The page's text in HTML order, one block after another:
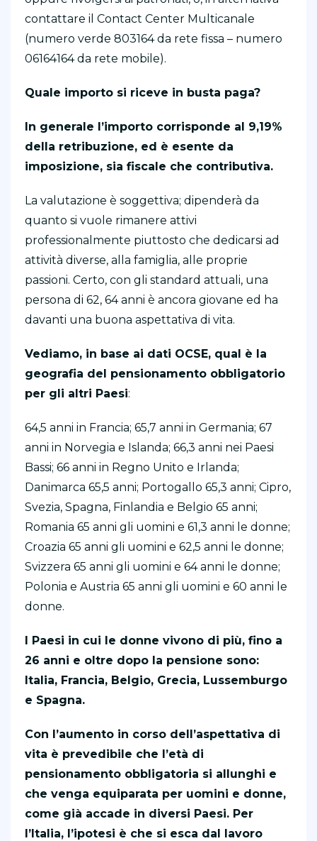
contattare il Contact Center Multicanale
(numero verde 803164 da rete fissa – numero
06164164 da rete mobile).
Quale importo si riceve in busta paga?
In generale l’importo corrisponde al 9,19%
della retribuzione, ed è esente da
imposizione, sia fiscale che contributiva.
La valutazione è soggettiva; dipenderà da
quanto si vuole rimanere attivi
professionalmente piuttosto che dedicarsi ad
attività diverse, alla famiglia, alle proprie
passioni. Certo, con gli standard attuali, una
persona di 62, 64 anni è ancora giovane ed ha
davanti una buona aspettativa di vita.
Vediamo, in base ai dati OCSE, qual è la
geografia del pensionamento obbligatorio
per gli altri Paesi:
64,5 anni in Francia; 65,7 anni in Germania; 67
anni in Norvegia e Islanda; 66,3 anni nei Paesi
Bassi; 66 anni in Regno Unito e Irlanda;
Danimarca 65,5 anni; Portogallo 65,3 anni; Cipro,
Svezia, Spagna, Finlandia e Belgio 65 anni;
Romania 65 anni gli uomini e 61,3 anni le donne;
Croazia 65 anni gli uomini e 62,5 anni le donne;
Svizzera 65 anni gli uomini e 64 anni le donne;
Polonia e Austria 65 anni gli uomini e 60 anni le
donne.
I Paesi in cui le donne vivono di più, fino a
26 anni e oltre dopo la pensione sono:
Italia, Francia, Belgio, Grecia, Lussemburgo
e Spagna.
Con l’aumento in corso dell’aspettativa di
vita è prevedibile che l’età di
pensionamento obbligatoria si allunghi e
che venga equiparata per uomini e donne,
come già accade in diversi Paesi. Per
l’Italia, l’ipotesi è che si esca dal lavoro